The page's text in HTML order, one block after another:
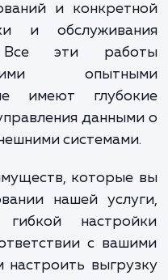
вводом данных.
по выгрузке
систему
спектр работ,
и
и
Все эти